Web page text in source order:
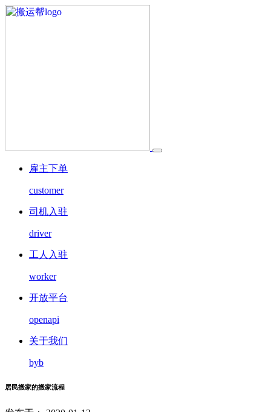
雇主下单
customer
司机入驻
driver
工人入驻
worker
开放平台
openapi
关于我们
byb
居民搬家的搬家流程